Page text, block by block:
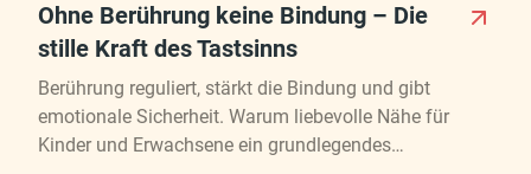
Ohne Berührung keine Bindung – Die
stille Kraft des Tastsinns
Berührung reguliert, stärkt die Bindung und gibt
emotionale Sicherheit. Warum liebevolle Nähe für
Kinder und Erwachsene ein grundlegendes